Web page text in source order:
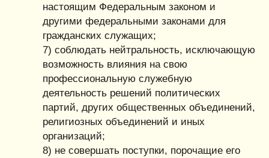
настоящим Федеральным законом и
другими федеральными законами для
гражданских служащих;
7) соблюдать нейтральность, исключающую
возможность влияния на свою
профессиональную служебную
деятельность решений политических
партий, других общественных объединений,
религиозных объединений и иных
организаций;
8) не совершать поступки, порочащие его